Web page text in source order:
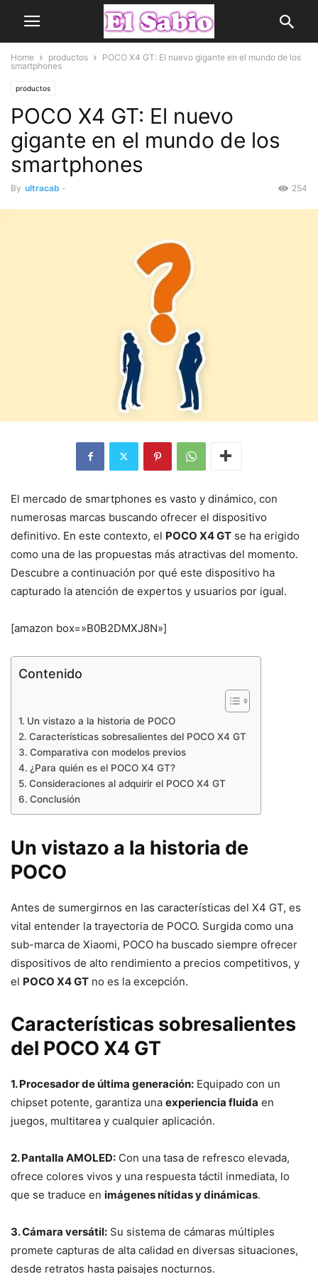
Home productos
POCO X4 GT: El nuevo gigante en el mundo de los
smartphones
productos
POCO X4 GT: El nuevo
gigante en el mundo de los
smartphones
By ultracab - 254
El mercado de smartphones es vasto y dinámico, con
numerosas marcas buscando ofrecer el dispositivo
definitivo. En este contexto, el POCO X4 GT se ha erigido
como una de las propuestas más atractivas del momento.
Descubre a continuación por qué este dispositivo ha
capturado la atención de expertos y usuarios por igual.
[amazon box=»B0B2DMXJ8N»]
Contenido
Un vistazo a la historia de POCO
Características sobresalientes del POCO X4 GT
Comparativa con modelos previos
¿Para quién es el POCO X4 GT?
Consideraciones al adquirir el POCO X4 GT
Conclusión
Un vistazo a la historia de
POCO
Antes de sumergirnos en las características del X4 GT, es
vital entender la trayectoria de POCO. Surgida como una
sub-marca de Xiaomi, POCO ha buscado siempre ofrecer
dispositivos de alto rendimiento a precios competitivos, y
el POCO X4 GT no es la excepción.
Características sobresalientes
del POCO X4 GT
1. Procesador de última generación: Equipado con un
chipset potente, garantiza una experiencia fluida en
juegos, multitarea y cualquier aplicación.
2. Pantalla AMOLED: Con una tasa de refresco elevada,
ofrece colores vivos y una respuesta táctil inmediata, lo
que se traduce en imágenes nítidas y dinámicas.
3. Cámara versátil: Su sistema de cámaras múltiples
promete capturas de alta calidad en diversas situaciones,
desde retratos hasta paisajes nocturnos.